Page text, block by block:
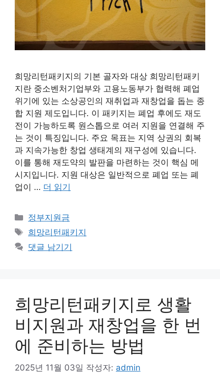
희망리턴패키지의 기본 골자와 대상 희망리턴패키
지란 중소벤처기업부와 고용노동부가 협력해 폐업
위기에 있는 소상공인의 재취업과 재창업을 돕는 종
합 지원 제도입니다. 이 패키지는 폐업 후에도 재도
전이 가능하도록 원스톱으로 여러 지원을 연결해 주
는 것이 특징입니다. 주요 목표는 지역 상권의 회복
과 지속가능한 창업 생태계의 재구성에 있습니다.
이를 통해 재도약의 발판을 마련하는 것이 핵심 메
시지입니다. 지원 대상은 일반적으로 폐업 또는 폐
업이 … 더 읽기
카
테
리
정부지원금
태
그
희망리턴패키지
댓글 남기기
희망리턴패키지로 생활
비지원과 재창업을 한 번
에 준비하는 방법
2025년 11월 03일 작성자: admin